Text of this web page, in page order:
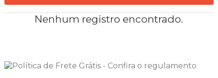
Nenhum registro encontrado.